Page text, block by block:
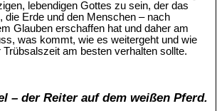
lebendigen Gottes zu sein, der das
die Erde und den Menschen – nach
Glauben erschaffen hat und daher am
was kommt, wie es weitergeht und wie
am besten verhalten sollte.
– der Reiter auf dem weißen Pferd.